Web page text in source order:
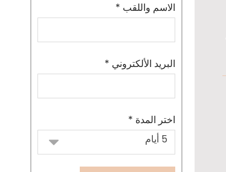
الاسم واللقب *
البريد الألكتروني *
اختر المدة *